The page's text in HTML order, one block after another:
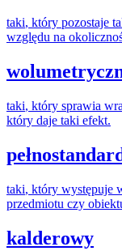
taki, który pozostaje
względu na
taki, który sprawia
który daje taki efekt.
taki, który występuje
przedmiotu czy
kalderowy